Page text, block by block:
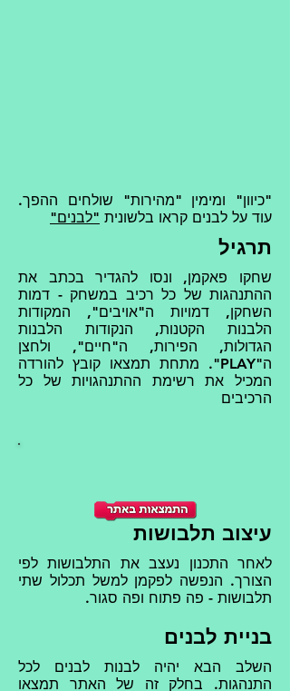
"כיוון" ומימין "מהירות" שולחים ההפך.
עוד על לבנים קראו בלשונית "לבנים"
תרגיל
שחקו פאקמן, ונסו להגדיר בכתב את
ההתנהגות של כל רכיב במשחק - דמות
השחקן, דמויות ה"אויבים", המקודות
הלבנות הקטנות, הנקודות הלבנות
הגדולות, הפירות, ה"חיים", ולחצן
ה"PLAY". מתחת תמצאו קובץ להורדה
המכיל את רשימת ההתנהגויות של כל
הרכיבים
עיצוב תלבושות
לאחר התכנון נעצב את התלבושות לפי
הצורך. הנפשה לפקמן למשל תכלול שתי
תלבושות - פה פתוח ופה סגור.
בניית לבנים
השלב הבא יהיה לבנות לבנים לכל
התנהגות. בחלק זה של האתר תמצאו